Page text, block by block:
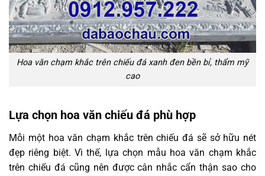
Hoa văn chạm khắc trên chiếu đá xanh đen bền bỉ, thẩm mỹ
cao
Lựa chọn hoa văn chiếu đá phù hợp
Mỗi một hoa văn chạm khắc trên chiếu đá sẽ sở hữu nét
đẹp riêng biệt. Vì thế, lựa chọn mẫu hoa văn chạm khắc
trên chiếu đá cũng nên được cân nhắc cẩn thận sao cho